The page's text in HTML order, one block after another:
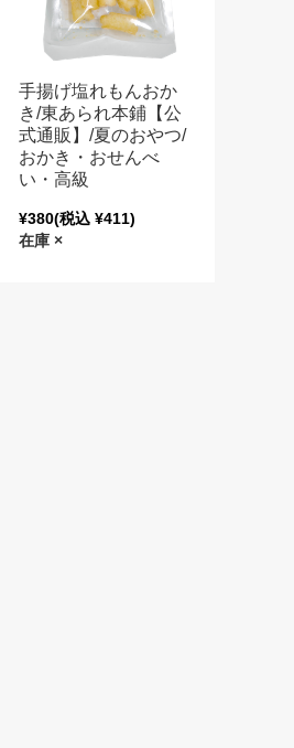
手揚げ塩れもんおか
き/東あられ本鋪【公
式通販】/夏のおやつ/
おかき・おせんべ
い・高級
¥380(税込 ¥411)
在庫 ×